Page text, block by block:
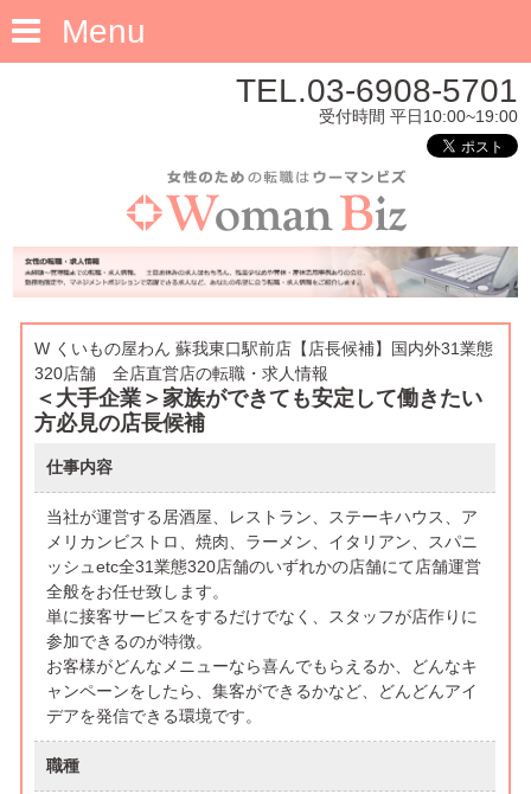
Menu
TEL.03-6908-5701
受付時間 平日10:00~19:00
W くいもの屋わん 蘇我東口駅前店【店長候補】国内外31業態
320店舗 全店直営店の転職・求人情報
＜大手企業＞家族ができても安定して働きたい
方必見の店長候補
仕事内容
当社が運営する居酒屋、レストラン、ステーキハウス、ア
メリカンビストロ、焼肉、ラーメン、イタリアン、スパニ
ッシュetc全31業態320店舗のいずれかの店舗にて店舗運営
全般をお任せ致します。
単に接客サービスをするだけでなく、スタッフが店作りに
参加できるのが特徴。
お客様がどんなメニューなら喜んでもらえるか、どんなキ
ャンペーンをしたら、集客ができるかなど、どんどんアイ
デアを発信できる環境です。
職種